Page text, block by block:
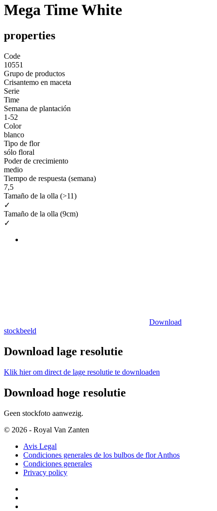
Mega Time White
properties
Code
10551
Grupo de productos
Crisantemo en maceta
Serie
Time
Semana de plantación
1-52
Color
blanco
Tipo de flor
sólo floral
Poder de crecimiento
medio
Tiempo de respuesta (semana)
7,5
Tamaño de la olla (>11)
✓
Tamaño de la olla (9cm)
✓
Download
stockbeeld
Download lage resolutie
Klik hier om direct de lage resolutie te downloaden
Download hoge resolutie
Geen stockfoto aanwezig.
© 2026 - Royal Van Zanten
Avis Legal
Condiciones generales de los bulbos de flor Anthos
Condiciones generales
Privacy policy